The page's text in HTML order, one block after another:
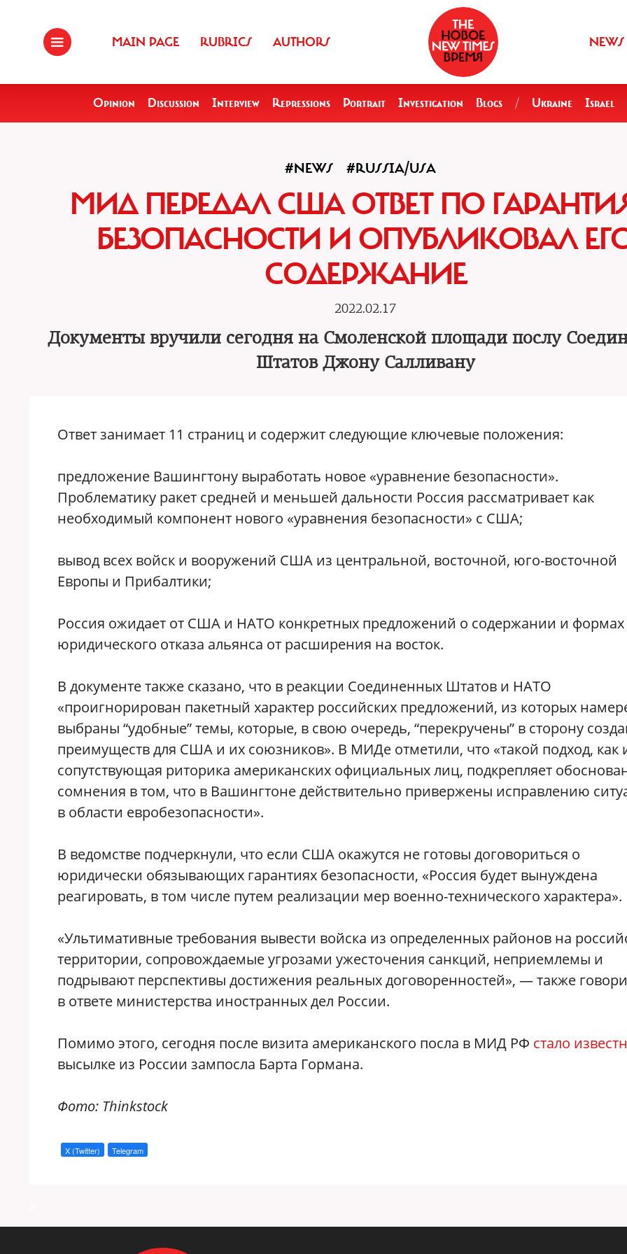
MAIN PAGE RUBRICS AUTHORS NEWS
Opinion Discussion Interview Repressions Portrait Investigation Blogs / Ukraine Israel
#NEWS #RUSSIA/USA
МИД ПЕРЕДАЛ США ОТВЕТ ПО
БЕЗОПАСНОСТИ И ОПУБЛИКОВАЛ
СОДЕРЖАНИЕ
2022.02.17
Документы вручили сегодня на Смоленской площади послу
Штатов Джону Салливану
Ответ занимает 11 страниц и содержит следующие ключевые положения:
предложение Вашингтону выработать новое «уравнение безопасности».
Проблематику ракет средней и меньшей дальности Россия рассматривает как
необходимый компонент нового «уравнения безопасности» с США;
вывод всех войск и вооружений США из центральной, восточной, юго-восточной
Европы и Прибалтики;
Россия ожидает от США и НАТО конкретных предложений о содержании и формах
юридического отказа альянса от расширения на восток.
В документе также сказано, что в реакции Соединенных Штатов и НАТО
«проигнорирован пакетный характер российских предложений, из которых
выбраны “удобные” темы, которые, в свою очередь, “перекручены” в сторону
преимуществ для США и их союзников». В МИДе отметили, что «такой подход, как
сопутствующая риторика американских официальных лиц, подкрепляет
сомнения в том, что в Вашингтоне действительно привержены исправлению
в области евробезопасности».
В ведомстве подчеркнули, что если США окажутся не готовы договориться о
юридически обязывающих гарантиях безопасности, «Россия будет вынуждена
реагировать, в том числе путем реализации мер военно-технического характера».
«Ультимативные требования вывести войска из определенных районов на
территории, сопровождаемые угрозами ужесточения санкций, неприемлемы и
подрывают перспективы достижения реальных договоренностей», — также
в ответе министерства иностранных дел России.
Помимо этого, сегодня после визита американского посла в МИД РФ стало
высылке из России зампосла Барта Гормана.
Фото: Thinkstock
X (Twitter) Telegram